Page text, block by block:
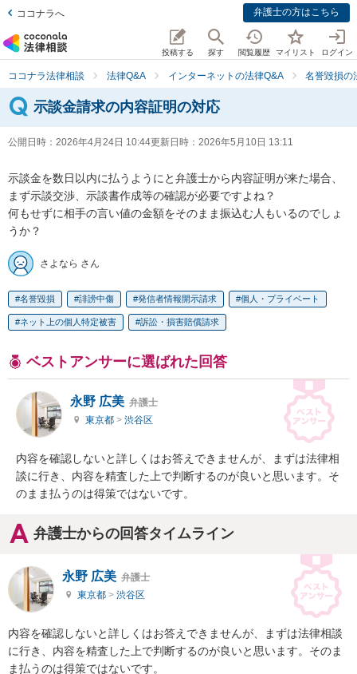
ココナラへ 弁護士の方はこちら
投稿する 探す 閲覧履歴 マイリスト ログイン
ココナラ法律相談 法律Q&A インターネットの法律Q&A 名誉毀損の
示談金請求の内容証明の対応
公開日時： 2026年4月24日 10:44更新日時： 2026年5月10日 13:11
示談金を数日以内に払うようにと弁護士から内容証明が来た場合、
まず示談交渉、示談書作成等の確認が必要ですよね？
何もせずに相手の言い値の金額をそのまま振込む人もいるのでしょ
うか？
さよなら さん
名誉毀損 誹謗中傷 発信者情報開示請求 個人・プライベート
ネット上の個人特定被害 訴訟・損害賠償請求
ベストアンサーに選ばれた回答
永野 広美 弁護士
東京都 > 渋谷区
内容を確認しないと詳しくはお答えできませんが、まずは法律相
談に行き、内容を精査した上で判断するのが良いと思います。そ
のまま払うのは得策ではないです。
弁護士からの回答タイムライン
永野 広美 弁護士
東京都 > 渋谷区
内容を確認しないと詳しくはお答えできませんが、まずは法律相談
に行き、内容を精査した上で判断するのが良いと思います。そのま
ま払うのは得策ではないです。